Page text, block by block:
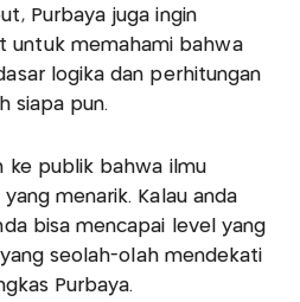
Purbaya juga ingin
untuk memahami bahwa
logika dan perhitungan
siapa pun.
ke publik bahwa ilmu
menarik. Kalau anda
bisa mencapai level yang
seolah-olah mendekati
Purbaya.